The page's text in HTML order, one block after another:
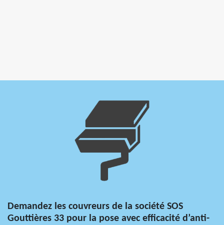
Demandez les couvreurs de la société SOS
Gouttières 33 pour la pose avec efficacité d’anti-